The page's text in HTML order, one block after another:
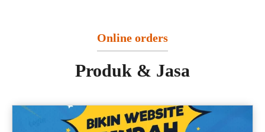
Online orders
Produk & Jasa